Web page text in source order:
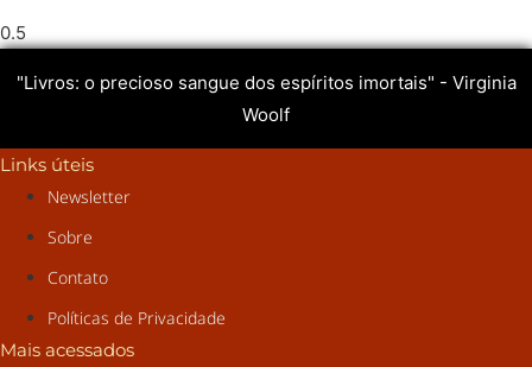
"Livros: o precioso sangue dos espíritos imortais" - Virginia
Woolf
Links úteis
Newsletter
Sobre
Contato
Políticas de Privacidade
Mais acessados